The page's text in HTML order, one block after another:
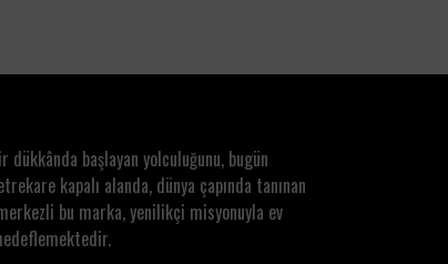
dükkânda başlayan yolculuğunu, bugün
kapalı alanda, dünya çapında tanınan
bu marka, yenilikçi misyonuyla ev